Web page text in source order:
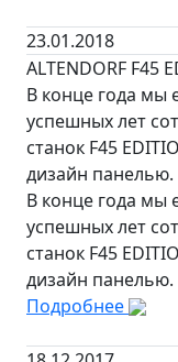
23.01.2018
ALTENDORF F45
В конце года мы
успешных лет
станок F45
дизайн панелью.
В конце года мы
успешных лет
станок F45
дизайн панелью.
Подробнее